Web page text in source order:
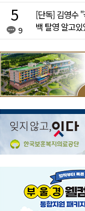
9
[단독] 김영수
백 탈영 알고